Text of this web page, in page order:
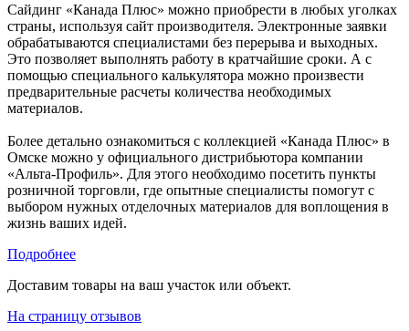
Сайдинг «Канада Плюс» можно приобрести в любых уголках
страны, используя сайт производителя. Электронные заявки
обрабатываются специалистами без перерыва и выходных.
Это позволяет выполнять работу в кратчайшие сроки. А с
помощью специального калькулятора можно произвести
предварительные расчеты количества необходимых
материалов.
Более детально ознакомиться с коллекцией «Канада Плюс» в
Омске можно у официального дистрибьютора компании
«Альта-Профиль». Для этого необходимо посетить пункты
розничной торговли, где опытные специалисты помогут с
выбором нужных отделочных материалов для воплощения в
жизнь ваших идей.
Подробнее
Доставим товары на ваш участок или объект.
На страницу отзывов